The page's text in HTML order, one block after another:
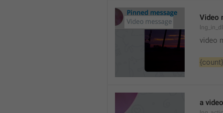
Video
video
{count}
a